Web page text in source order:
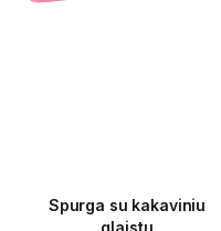
Spurga su kakaviniu
glaistu